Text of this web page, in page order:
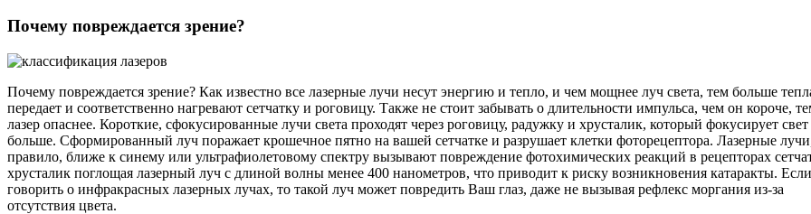
Почему повреждается зрение?
Почему повреждается зрение? Как известно все лазерные лучи несут энергию и тепло, и чем мощнее луч света, тем больше
передает и соответственно нагревают сетчатку и роговицу. Также не стоит забывать о длительности импульса, чем он короче,
лазер опаснее. Короткие, сфокусированные лучи света проходят через роговицу, радужку и хрусталик, который фокусирует
больше. Сформированный луч поражает крошечное пятно на вашей сетчатке и разрушает клетки фоторецептора. Лазерные
правило, ближе к синему или ультрафиолетовому спектру вызывают повреждение фотохимических реакций в рецепторах
хрусталик поглощая лазерный луч с длиной волны менее 400 нанометров, что приводит к риску возникновения катаракты. Если
говорить о инфракрасных лазерных лучах, то такой луч может повредить Ваш глаз, даже не вызывая рефлекс моргания из-за
отсутствия цвета.